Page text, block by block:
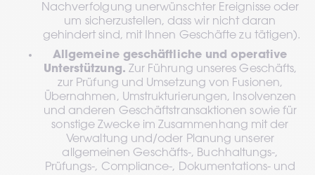
Nachverfolgung unerwünschter Ereignisse oder
um sicherzustellen, dass wir nicht daran
gehindert sind, mit Ihnen Geschäfte zu tätigen).
Allgemeine geschäftliche und operative
Unterstützung. Zur Führung unseres Geschäfts,
zur Prüfung und Umsetzung von Fusionen,
Übernahmen, Umstrukturierungen, Insolvenzen
und anderen Geschäftstransaktionen sowie für
sonstige Zwecke im Zusammenhang mit der
Verwaltung und/oder Planung unserer
allgemeinen Geschäfts-, Buchhaltungs-,
Prüfungs-, Compliance-, Dokumentations- und